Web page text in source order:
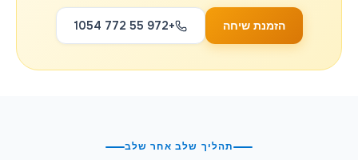
הזמנת שיחה +972 55 772 1054
תהליך שלב אחר שלב